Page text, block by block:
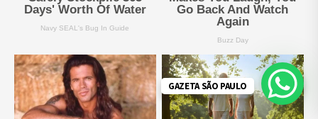
GAZETA SÃO PAULO